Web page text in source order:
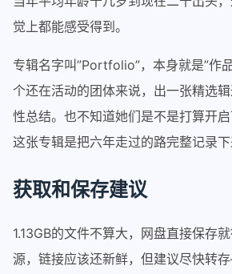
觉上都能感受得到。
专辑名字叫”Portfolio”，本身就是”作
个还在活动的团体来说，出一张精选
性总结。也不知道她们是不是打算开
这张专辑是把六年走过的路完整记录下
获取和保存建议
1.13GB的文件不算大，网盘直接保存
源，链接应该还新鲜，但建议尽快转